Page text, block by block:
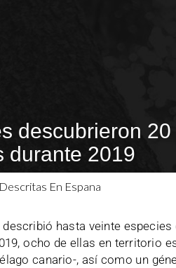
descubrieron
durante 2019
hasta veinte especies
ocho de ellas en territorio
canario-, así como un